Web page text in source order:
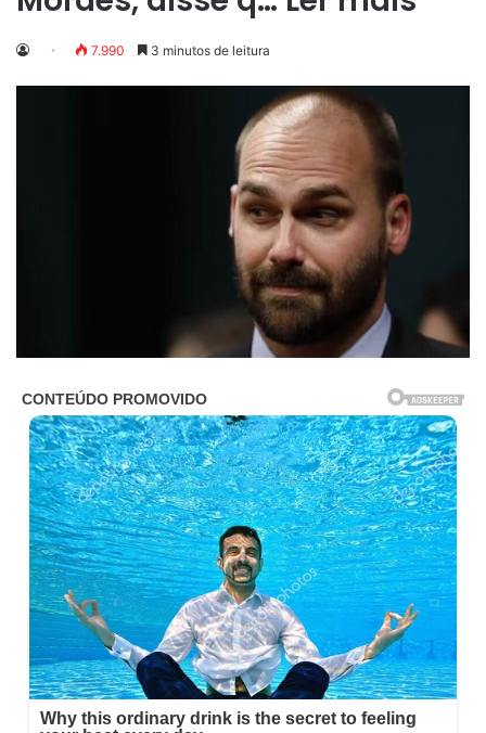
7.990 3 minutos de leitura